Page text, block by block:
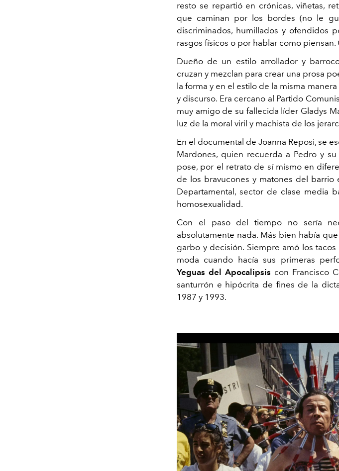
resto se repartió en crónicas, viñetas,
que caminan por los bordes (no le
discriminados, humillados y ofendidos
rasgos físicos o por hablar como piensan.
Dueño de un estilo arrollador y
cruzan y mezclan para crear una prosa
la forma y en el estilo de la misma
y discurso. Era cercano al Partido
muy amigo de su fallecida líder Gladys
luz de la moral viril y machista de los
En el documental de Joanna Reposi, se
Mardones, quien recuerda a Pedro y
pose, por el retrato de sí mismo en
de los bravucones y matones del
Departamental, sector de clase media
homosexualidad.
Con el paso del tiempo no sería
absolutamente nada. Más bien había
garbo y decisión. Siempre amó los
moda cuando hacía sus primeras
Yeguas del Apocalipsis con Francisco
santurrón e hipócrita de fines de la
1987 y 1993.